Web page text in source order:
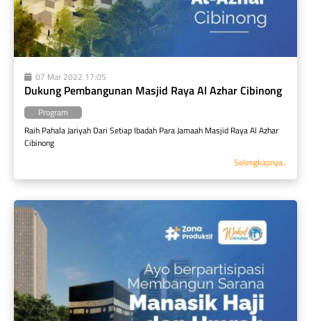
07 Mar 2022 17:05
Dukung Pembangunan Masjid Raya Al Azhar Cibinong
Program
Raih Pahala Jariyah Dari Setiap Ibadah Para Jamaah Masjid Raya Al Azhar
Cibinong
Selengkapnya..